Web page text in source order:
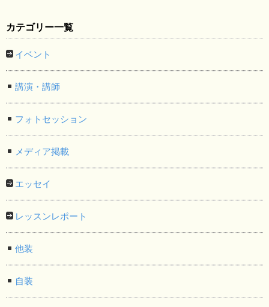
カテゴリー一覧
イベント
講演・講師
フォトセッション
メディア掲載
エッセイ
レッスンレポート
他装
自装